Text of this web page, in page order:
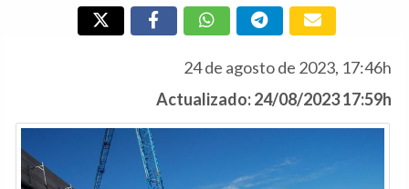
24 de agosto de 2023, 17:46h
Actualizado: 24/08/2023 17:59h